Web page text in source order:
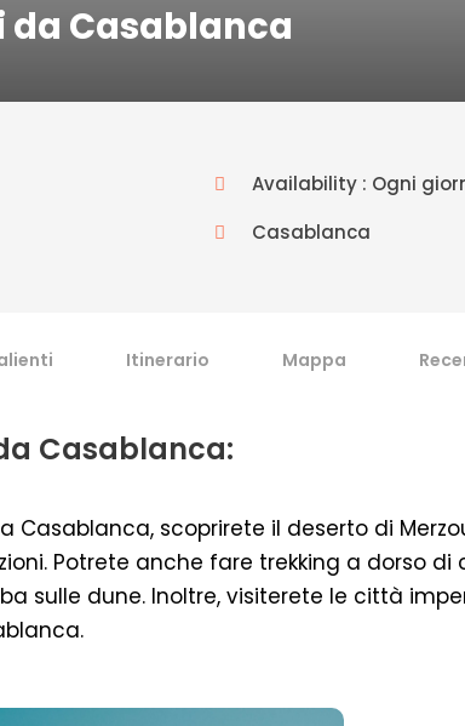
da Casablanca
Availability : Ogni
Casablanca
Itinerario Mappa
Casablanca:
Casablanca, scoprirete il deserto di
Potrete anche fare trekking a dorso di
sulle dune. Inoltre, visiterete le città